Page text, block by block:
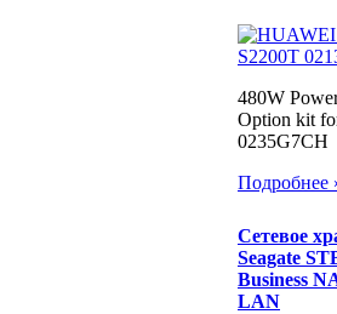
480W
Option kit
0235G7CH
Подробнее
Сетевое
Seagate
Business
LAN